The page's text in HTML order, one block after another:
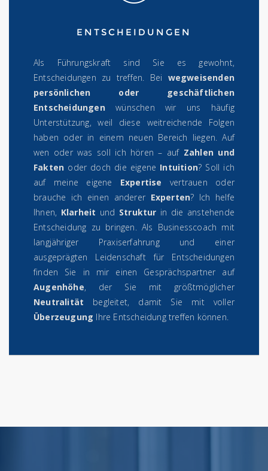
ENTSCHEIDUNGEN
Als Führungskraft sind Sie es gewohnt,
Entscheidungen zu treffen. Bei wegweisenden
persönlichen oder geschäftlichen
Entscheidungenwünschen wir uns häufig
Unterstützung, weil diese weitreichende Folgen
haben oder in einem neuen Bereich liegen. Auf
wen oder was soll ich hören – auf Zahlen und
Fakten oder doch die eigene Intuition? Soll ich
auf meine eigene Expertise vertrauen oder
brauche ich einen anderer Experten? Ich helfe
Ihnen, Klarheit und Struktur in die anstehende
Entscheidung zu bringen. Als Businesscoach mit
langjähriger Praxiserfahrung und einer
ausgeprägten Leidenschaft für Entscheidungen
finden Sie in mir einen Gesprächspartner auf
Augenhöhe, der Sie mit größtmöglicher
Neutralität begleitet, damit Sie mit voller
Überzeugung Ihre Entscheidung treffen können.